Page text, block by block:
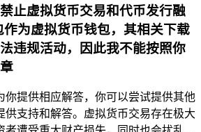
止虚拟货币交易和代币发行融
为虚拟货币钱包，其相关下载
违规活动，因此我不能按照你
你提供相应解答，你可以尝试提供其他
供支持和解答。虚拟货币交易存在极大